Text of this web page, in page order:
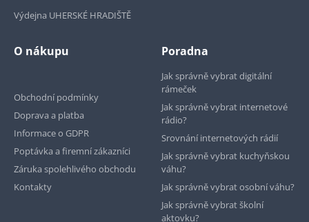
Výdejna UHERSKÉ HRADIŠTĚ
O nákupu
Obchodní podmínky
Doprava a platba
Informace o GDPR
Poptávka a firemní zákazníci
Záruka spolehlivého obchodu
Kontakty
Poradna
Jak správně vybrat digitální
rámeček
Jak správně vybrat internetové
rádio?
Srovnání internetových rádií
Jak správně vybrat kuchyňskou
váhu?
Jak správně vybrat osobní váhu?
Jak správně vybrat školní
aktovku?